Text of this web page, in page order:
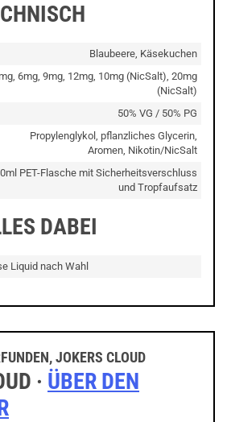
Blaubeere, Käsekuchen
6mg, 9mg, 12mg, 10mg (NicSalt), 20mg
(NicSalt)
50% VG / 50% PG
Propylenglykol, pflanzliches Glycerin,
Aromen, Nikotin/NicSalt
PET-Flasche mit Sicherheitsverschluss
und Tropfaufsatz
DABEI
Liquid nach Wahl
JOKERS CLOUD
· ÜBER DEN